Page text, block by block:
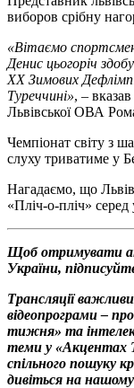
виборов срібну
«Вітаємо
Денис цьогоріч
ХХ Зимових
Туреччині», –
Львівської ОВА
Чемпіонат світу з
слуху триватиме у
Нагадаємо, що
«Пліч-о-пліч» серед
Щоб отримувати
України,
Трансляції
відеопрограми –
тижня» та
теми у «Акцентах
спільного пошуку
дивіться на нашому